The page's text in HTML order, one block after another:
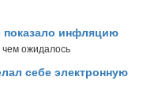
показало инфляцию
ожидалось
себе электронную